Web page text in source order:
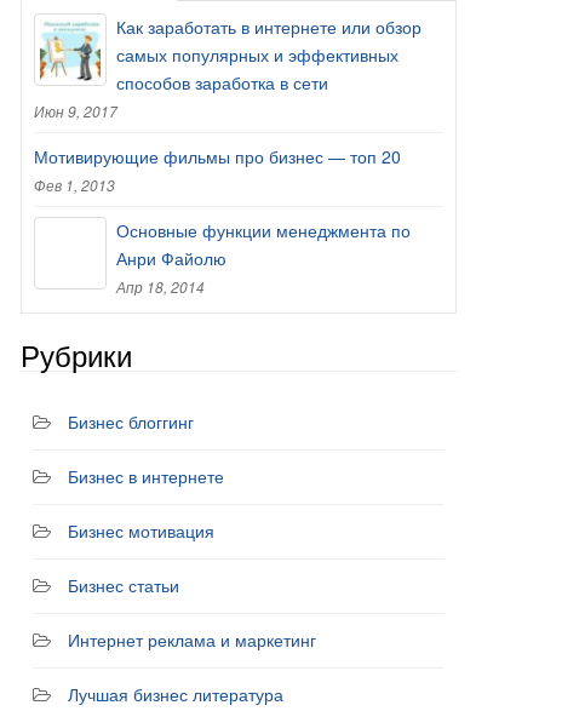
Как заработать в интернете или обзор
самых популярных и эффективных
способов заработка в сети
Июн 9, 2017
Мотивирующие фильмы про бизнес — топ 20
Фев 1, 2013
Основные функции менеджмента по
Анри Файолю
Апр 18, 2014
Рубрики
Бизнес блоггинг
Бизнес в интернете
Бизнес мотивация
Бизнес статьи
Интернет реклама и маркетинг
Лучшая бизнес литература